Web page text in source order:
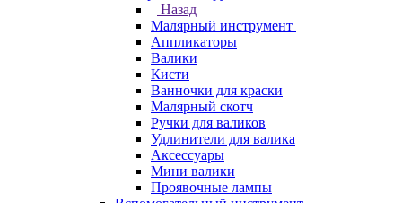
Назад
Малярный инструмент
Аппликаторы
Валики
Кисти
Ванночки для краски
Малярный скотч
Ручки для валиков
Удлинители для валика
Аксессуары
Мини валики
Проявочные лампы